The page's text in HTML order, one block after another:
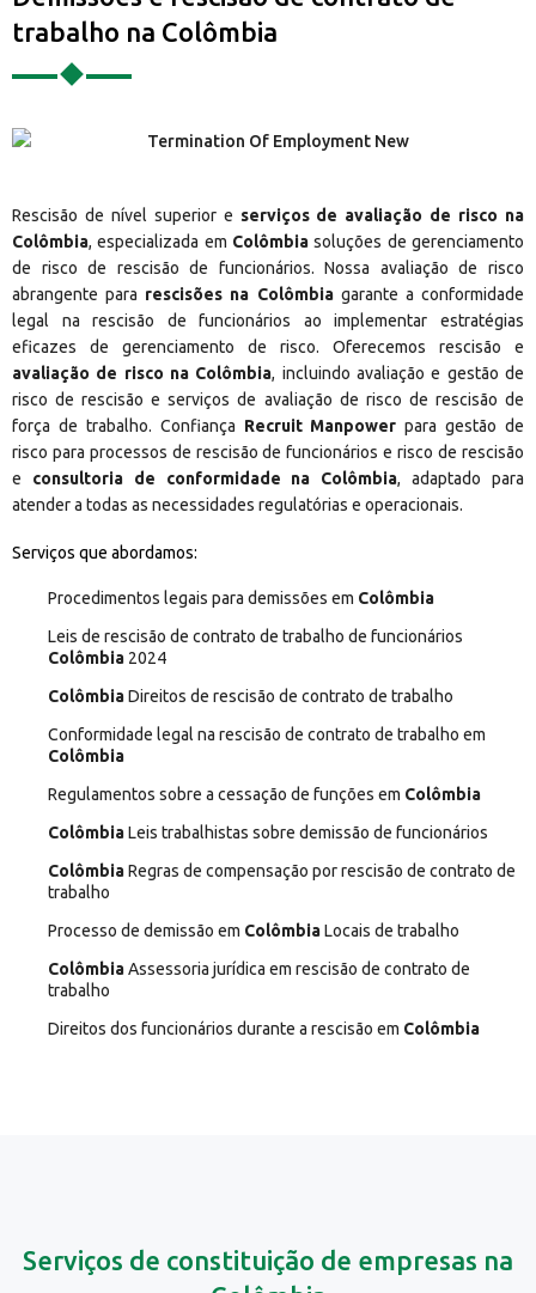
trabalho na Colômbia
Rescisão de nível superior e serviços de avaliação de risco na
Colômbia, especializada em Colômbia soluções de gerenciamento
de risco de rescisão de funcionários. Nossa avaliação de risco
abrangente para rescisões na Colômbiagarante a conformidade
legal na rescisão de funcionários ao implementar estratégias
eficazes de gerenciamento de risco. Oferecemos rescisão e
avaliação de risco na Colômbia, incluindo avaliação e gestão de
risco de rescisão e serviços de avaliação de risco de rescisão de
força de trabalho. Confiança Recruit Manpower para gestão de
risco para processos de rescisão de funcionários e risco de rescisão
e consultoria de conformidade na Colômbia, adaptado para
atender a todas as necessidades regulatórias e operacionais.
Serviços que abordamos:
Procedimentos legais para demissões em Colômbia
Leis de rescisão de contrato de trabalho de funcionários
Colômbia 2024
ColômbiaDireitos de rescisão de contrato de trabalho
Conformidade legal na rescisão de contrato de trabalho em
Colômbia
Regulamentos sobre a cessação de funções em Colômbia
ColômbiaLeis trabalhistas sobre demissão de funcionários
ColômbiaRegras de compensação por rescisão de contrato de
trabalho
Processo de demissão em ColômbiaLocais de trabalho
ColômbiaAssessoria jurídica em rescisão de contrato de
trabalho
Direitos dos funcionários durante a rescisão em Colômbia
Serviços de constituição de empresas na